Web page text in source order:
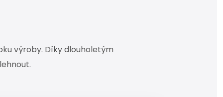
výroby. Díky dlouholetým